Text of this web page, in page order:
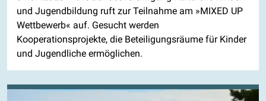
und Jugendbildung ruft zur Teilnahme am »MIXED UP
Wettbewerb« auf. Gesucht werden
Kooperationsprojekte, die Beteiligungsräume für Kinder
und Jugendliche ermöglichen.